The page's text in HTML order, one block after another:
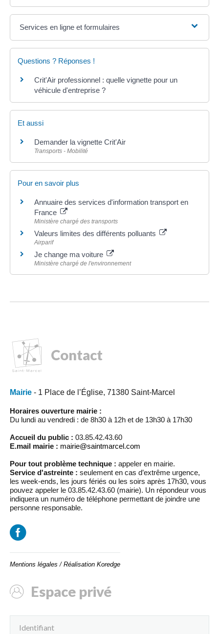
Services en ligne et formulaires
Questions ? Réponses !
Crit'Air professionnel : quelle vignette pour un
véhicule d'entreprise ?
Et aussi
Demander la vignette Crit'Air
Transports - Mobilité
Pour en savoir plus
Annuaire des services d'information transport en
France
Ministère chargé des transports
Valeurs limites des différents polluants
Airparif
Je change ma voiture
Ministère chargé de l'environnement
Contact
Mairie - 1 Place de l’Église, 71380 Saint-Marcel
Horaires ouverture mairie :
Du lundi au vendredi : de 8h30 à 12h et de 13h30 à 17h30
Accueil du public : 03.85.42.43.60
E.mail mairie : mairie@saintmarcel.com
Pour tout problème technique : appeler en mairie.
Service d'astreinte : seulement en cas d’extrême urgence,
les week-ends, les jours fériés ou les soirs après 17h30, vous
pouvez appeler le 03.85.42.43.60 (mairie). Un répondeur vous
indiquera un numéro de téléphone permettant de joindre une
personne responsable.
Mentions légales / Réalisation Koredge
Espace privé